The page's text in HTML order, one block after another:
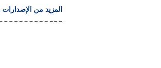
المزيد من